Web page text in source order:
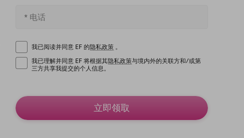
我已阅读并同意 EF 的隐私政策 。
我已理解并同意 EF 将根据其隐私政策与境内外的关联方和/或第
三方共享我提交的个人信息。
立即领取